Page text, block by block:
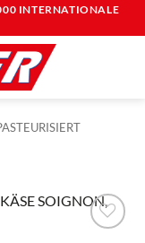
INTERNATIONALE